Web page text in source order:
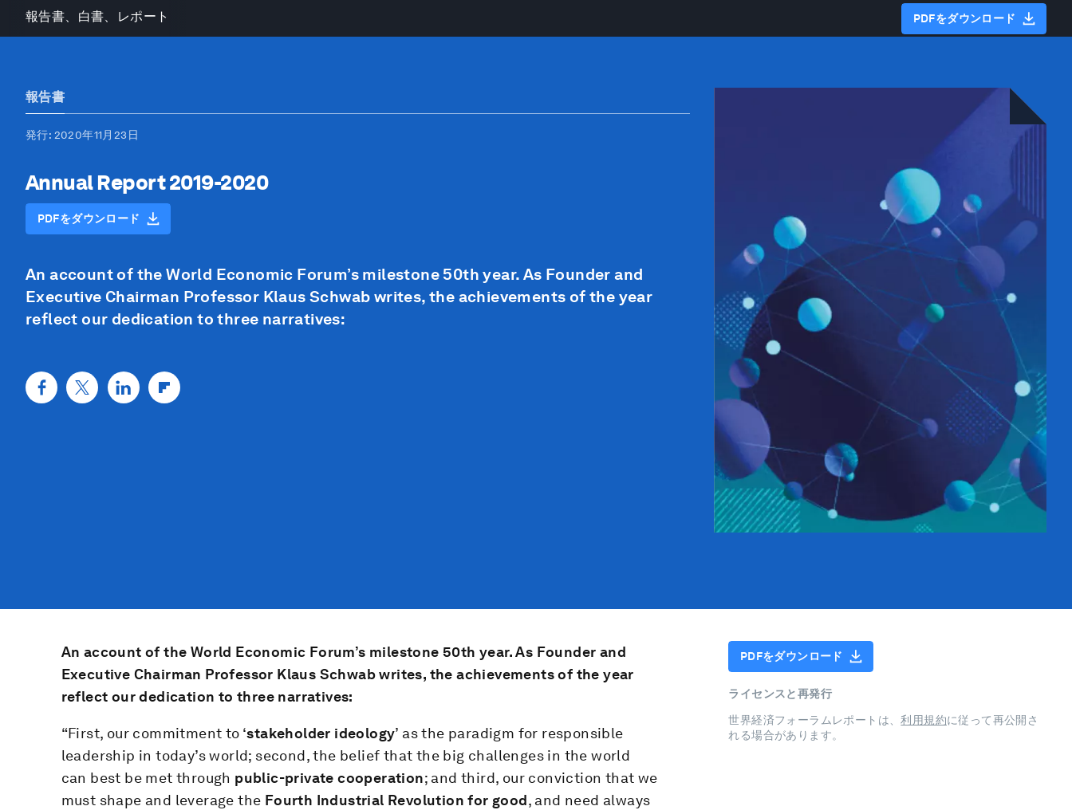
報告書、白書、レポート PDFをダウンロード
報告書
発行: 2020年11月23日
Annual Report 2019-2020
PDFをダウンロード
An account of the World Economic Forum’s milestone 50th year. As Founder and
Executive Chairman Professor Klaus Schwab writes, the achievements of the year
reflect our dedication to three narratives:
An account of the World Economic Forum’s milestone 50th year. As Founder and
Executive Chairman Professor Klaus Schwab writes, the achievements of the year
reflect our dedication to three narratives:
“First, our commitment to ‘stakeholder ideology’ as the paradigm for responsible
leadership in today’s world; second, the belief that the big challenges in the world
can best be met through public-private cooperation; and third, our conviction that we
must shape and leverage the Fourth Industrial Revolution for good, and need always
PDFをダウンロード
ライセンスと再発行
世界経済フォーラムレポートは、利用規約に従って再公開さ
れる場合があります。